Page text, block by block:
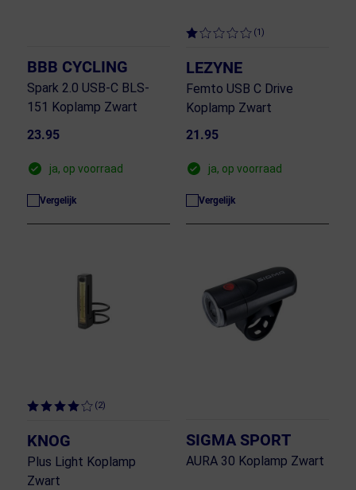
BBB CYCLING
Spark 2.0 USB-C BLS-
151 Koplamp Zwart
23.95
ja, op voorraad
Vergelijk
(1)
LEZYNE
Femto USB C Drive
Koplamp Zwart
21.95
ja, op voorraad
Vergelijk
(2)
KNOG
Plus Light Koplamp
Zwart
SIGMA SPORT
AURA 30 Koplamp Zwart